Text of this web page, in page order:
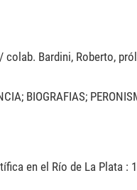
Bardini, Roberto,
BIOGRAFIAS;
en el Río de La Plata :